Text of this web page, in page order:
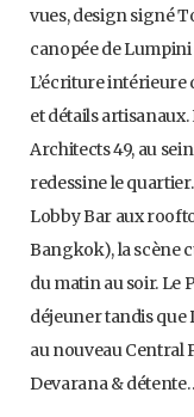
vues, design signé
canopée de Lumpini
L’écriture intérieure
et détails artisanaux.
Architects 49, au
redessine le
Lobby Bar aux
Bangkok), la scène
du matin au soir. Le
déjeuner tandis que
au nouveau
Devarana &